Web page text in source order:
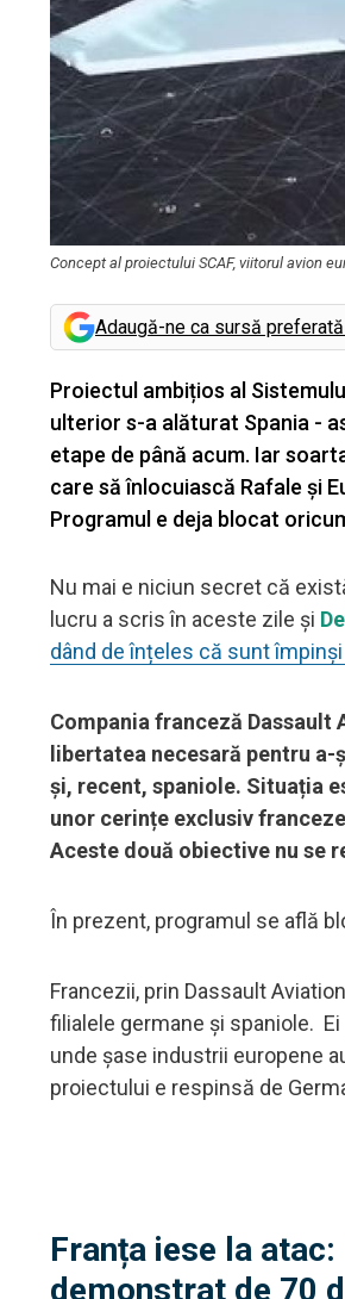
Concept al proiectului SCAF, viitorul avion
Adaugă-ne ca sursă
Proiectul ambițios al
ulterior s-a alăturat Spania -
etape de până acum. Iar
care să înlocuiască Rafale și
Programul e deja blocat
Nu mai e niciun secret că
lucru a scris în aceste zile și
dând de înțeles că sunt
Compania franceză Dassault
libertatea necesară pentru
și, recent, spaniole. Situația
unor cerințe exclusiv
Aceste două obiective nu se
În prezent, programul se află
Francezii, prin Dassault
filialele germane și spaniole.
unde șase industrii europene
proiectului e respinsă de
Franța iese la
demonstrat de 70